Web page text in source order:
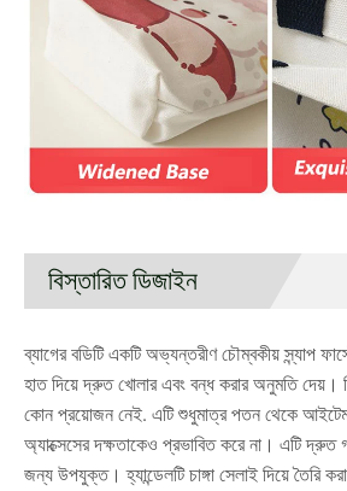
বিস্তারিত ডিজাইন
ব্যাগের বডিটি একটি অভ্যন্তরীণ চৌম্বকীয় স্ন্যাপ
হাত দিয়ে দ্রুত খোলার এবং বন্ধ করার অনুমতি দেয়।
কোন প্রয়োজন নেই. এটি শুধুমাত্র পতন থেকে
অ্যাক্সেসের দক্ষতাকেও প্রভাবিত করে না। এটি দ্রুত
জন্য উপযুক্ত। হ্যান্ডেলটি চাঙ্গা সেলাই দিয়ে তৈরি